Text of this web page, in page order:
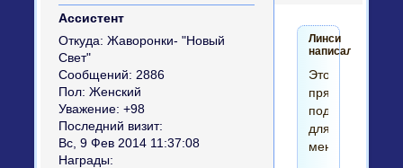
Ассистент
Откуда: Жаворонки- "Новый
Свет"
Сообщений: 2886
Пол: Женский
Уважение: +98
Последний визит:
Вс, 9 Фев 2014 11:37:08
Награды:
Линси
написал(а):
Это
прям
подарок
для
меня.